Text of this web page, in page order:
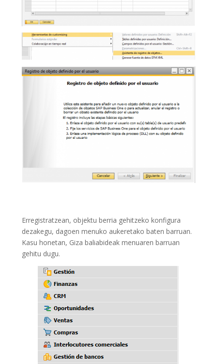
Erregistratzean, objektu berria gehitzeko konfigura
dezakegu, dagoen menuko aukeretako baten barruan.
Kasu honetan, Giza baliabideak menuaren barruan
gehitu dugu.